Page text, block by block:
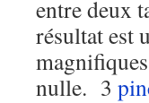
entre deux
résultat est
nulle. 3